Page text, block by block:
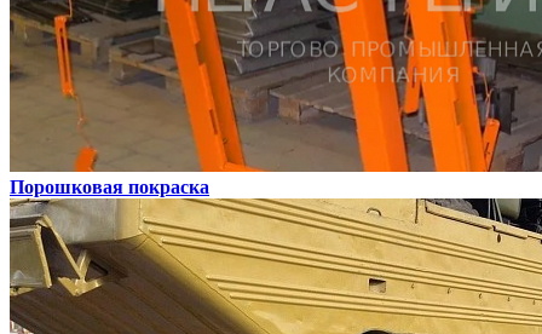
Порошковая покраска